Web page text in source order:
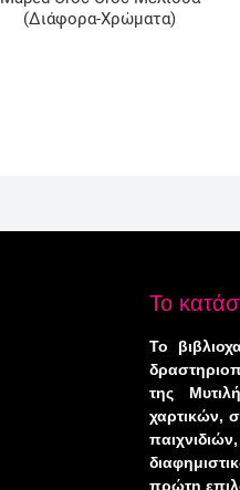
(Διάφορα-Χρώματα)
Το
Το
της
χαρτικών,
πρώτη